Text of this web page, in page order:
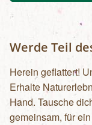
Werde Teil
Herein geflattert!
Erhalte
Hand. Tausche
gemeinsam, für